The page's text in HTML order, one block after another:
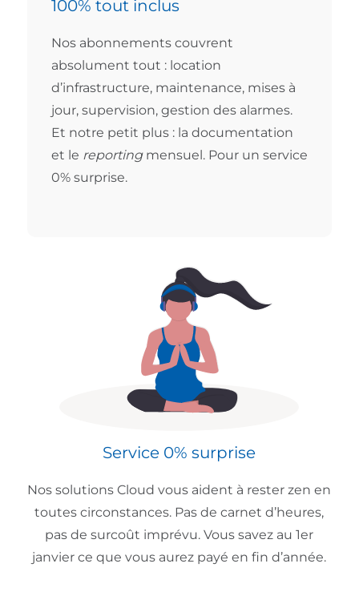
100% tout inclus
Nos abonnements couvrent
absolument tout : location
d’infrastructure, maintenance, mises à
jour, supervision, gestion des alarmes.
Et notre petit plus : la documentation
et le reportingmensuel. Pour un service
0% surprise.
Service 0% surprise
Nos solutions Cloud vous aident à rester zen en
toutes circonstances. Pas de carnet d’heures,
pas de surcoût imprévu. Vous savez au 1er
janvier ce que vous aurez payé en fin d’année.